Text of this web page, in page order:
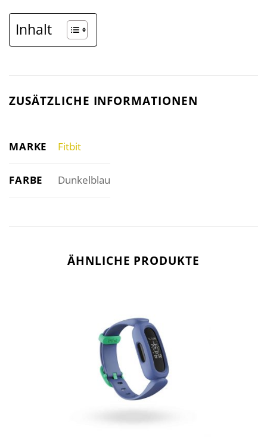
Inhalt
ZUSÄTZLICHE INFORMATIONEN
MARKE Fitbit
FARBE Dunkelblau
ÄHNLICHE PRODUKTE